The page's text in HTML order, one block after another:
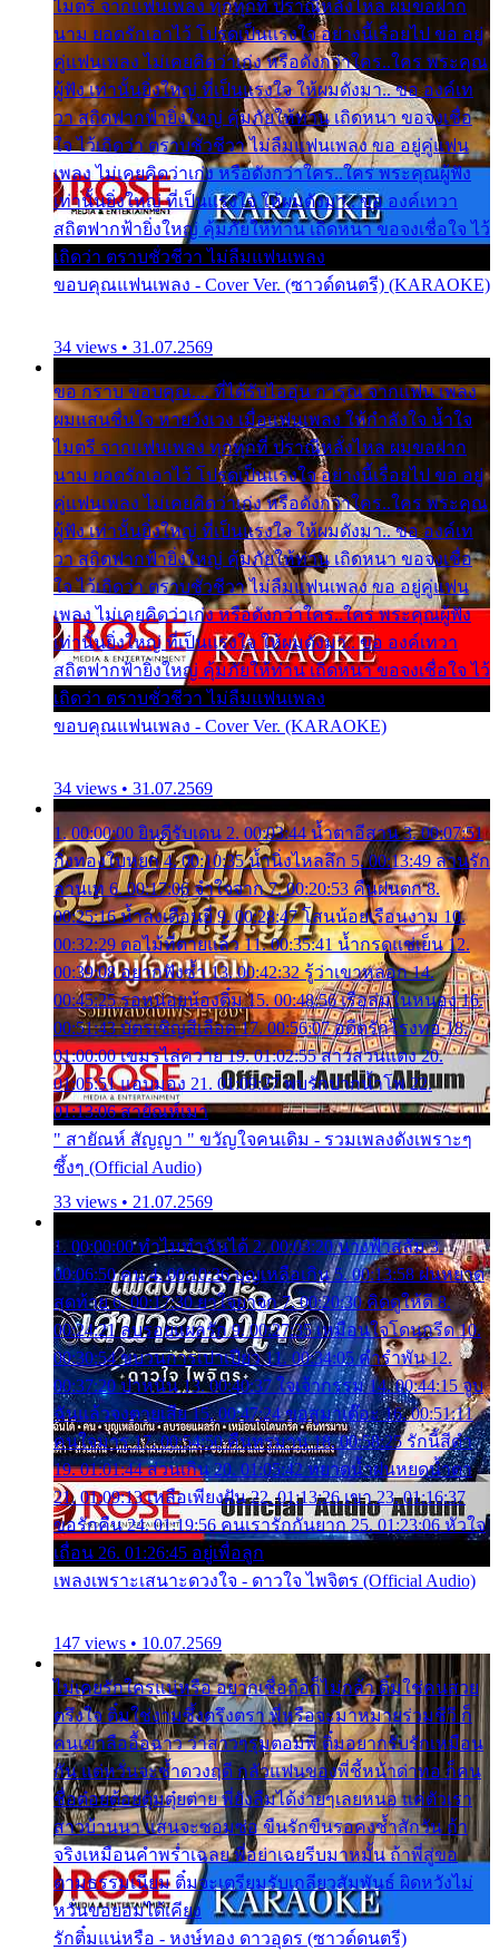
ไมตรี จากแฟนเพลง ทุกทุกที่ ปราณีหลั่งไหล ผมขอฝาก
นาม ยอดรักเอาไว้ โปรดเป็นแรงใจ อย่างนี้เรื่อยไป ขอ อยู่
คู่แฟนเพลง ไม่เคยคิดว่าเก่ง หรือดังกว่าใคร..ใคร พระคุณ
ผู้ฟัง เท่านั้นยิ่งใหญ่ ที่เป็นแรงใจ ให้ผมดังมา.. ขอ องค์เท
วา สถิตฟากฟ้ายิ่งใหญ่ คุ้มภัยให้ท่าน เถิดหนา ขอจงเชื่อ
ใจ ไว้เถิดว่า ตราบชั่วชีวา ไม่ลืมแฟนเพลง ขอ อยู่คู่แฟน
เพลง ไม่เคยคิดว่าเก่ง หรือดังกว่าใคร..ใคร พระคุณผู้ฟัง
เท่านั้นยิ่งใหญ่ ที่เป็นแรงใจ ให้ผมดังมา.. ขอ องค์เทวา
สถิตฟากฟ้ายิ่งใหญ่ คุ้มภัยให้ท่าน เถิดหนา ขอจงเชื่อใจ ไว้
เถิดว่า ตราบชั่วชีวา ไม่ลืมแฟนเพลง
ขอบคุณแฟนเพลง - Cover Ver. (ซาวด์ดนตรี) (KARAOKE)
34 views • 31.07.2569
ขอ กราบ ขอบคุณ.... ที่ได้รับไออุ่น การุณ จากแฟน เพลง
ผมแสนชื่นใจ หายวังเวง เมื่อแฟนเพลง ให้กำลังใจ น้ำใจ
ไมตรี จากแฟนเพลง ทุกทุกที่ ปราณีหลั่งไหล ผมขอฝาก
นาม ยอดรักเอาไว้ โปรดเป็นแรงใจ อย่างนี้เรื่อยไป ขอ อยู่
คู่แฟนเพลง ไม่เคยคิดว่าเก่ง หรือดังกว่าใคร..ใคร พระคุณ
ผู้ฟัง เท่านั้นยิ่งใหญ่ ที่เป็นแรงใจ ให้ผมดังมา.. ขอ องค์เท
วา สถิตฟากฟ้ายิ่งใหญ่ คุ้มภัยให้ท่าน เถิดหนา ขอจงเชื่อ
ใจ ไว้เถิดว่า ตราบชั่วชีวา ไม่ลืมแฟนเพลง ขอ อยู่คู่แฟน
เพลง ไม่เคยคิดว่าเก่ง หรือดังกว่าใคร..ใคร พระคุณผู้ฟัง
เท่านั้นยิ่งใหญ่ ที่เป็นแรงใจ ให้ผมดังมา.. ขอ องค์เทวา
สถิตฟากฟ้ายิ่งใหญ่ คุ้มภัยให้ท่าน เถิดหนา ขอจงเชื่อใจ ไว้
เถิดว่า ตราบชั่วชีวา ไม่ลืมแฟนเพลง
ขอบคุณแฟนเพลง - Cover Ver. (KARAOKE)
34 views • 31.07.2569
1. 00:00:00 ยินดีรับเดน 2. 00:03:44 น้ำตาอีสาน 3. 00:07:51
กิ่งทองใบหยก 4. 00:10:35 น้ำนิ่งไหลลึก 5. 00:13:49 ลานรัก
ลานเท 6. 00:17:06 จำใจจาก 7. 00:20:53 คืนฝนตก 8.
00:25:16 น้ำลงเดือนยี่ 9. 00:28:47 โสนน้อยเรือนงาม 10.
00:32:29 ตอไม้ที่ตายแล้ว 11. 00:35:41 น้ำกรดแช่เย็น 12.
00:39:08 อยากฟังซ้ำ 13. 00:42:32 รู้ว่าเขาหลอก 14.
00:45:25 รอหน่อยน้องติ๋ม 15. 00:48:56 เรือล่มในหนอง 16.
00:51:43 บัตรเชิญสีเลือด 17. 00:56:07 อดีตรักโรงทอ 18.
01:00:00 เขมรไล่ควาย 19. 01:02:55 สาวสวนแตง 20.
01:05:51 แอบมอง 21. 01:09:27 พบรักปากน้ำโพ 22.
01:13:06 สายัณห์เมา
" สายัณห์ สัญญา " ขวัญใจคนเดิม - รวมเพลงดังเพราะๆ
ซึ้งๆ (Official Audio)
33 views • 21.07.2569
1. 00:00:00 ทำไมทำฉันได้ 2. 00:03:20 นางฟ้าสลัม 3.
00:06:50 คน 4. 00:10:36 บุญเหลือเกิน 5. 00:13:58 ฝนหยาด
สุดท้าย 6. 00:17:30 ยาใจยาจก 7. 00:20:30 คิดดูให้ดี 8.
00:24:21 ลบรอยแผลรัก 9. 00:27:35 เหมือนใจโดนกรีด 10.
00:30:54 ขบวนการเปาเปียว 11. 00:34:05 คำรำพัน 12.
00:37:20 ปาหนัน 13. 00:40:37 ใจเจ้ากรรม 14. 00:44:15 จูบ
ฉันแล้วจงตายเสีย 15. 00:47:24 ขอสูมาเต๊อะ 16. 00:51:11
คนใจมาร 17. 00:54:50 คืนทรมาน 18. 00:58:25 รักนี้สีดำ
19. 01:01:44 ส่วนเกิน 20. 01:05:42 หยาดน้ำฝนหยดน้ำตา
21. 01:09:13 เหลือเพียงฝัน 22. 01:13:26 เขา 23. 01:16:37
ขอรักคืน 24. 01:19:56 คนเรารักกันยาก 25. 01:23:06 หัวใจ
เถื่อน 26. 01:26:45 อยู่เพื่อลูก
เพลงเพราะเสนาะดวงใจ - ดาวใจ ไพจิตร (Official Audio)
147 views • 10.07.2569
ไม่เคยรักใครแน่หรือ อยากเชื่อถือก็ไม่กล้า ติ๋มใช่คนสวย
ตรึงใจ ติ๋มใช่งามซึ้งตรึงตรา พี่หรือจะมาหมายร่วมชีวี ก็
คนเขาลืออื้อฉาว ว่าสาวๆรุมตอมพี่ ติ๋มอยากรับรักเหมือน
กัน แต่หวั่นจะช้ำดวงฤดี กลัวแฟนของพี่ชี้หน้าด่าทอ ก็คน
ชื่อต๋อยต้อยตุ้มตุ๋ยต่าย พี่ยังลืมได้ง่ายๆเลยหนอ แค่ตัวเรา
สาวบ้านนา แสนจะซอมซ่อ ขืนรักขืนรอคงช้ำสักวัน ถ้า
จริงเหมือนคำพร่ำเฉลย พี่อย่าเฉยรีบมาหมั้น ถ้าพี่สู่ขอ
ตามธรรมเนียม ติ๋มจะเตรียมรับเกลียวสัมพันธ์ ผิดหวังไม่
หวั่นขอยอมได้เคียง
รักติ๋มแน่หรือ - หงษ์ทอง ดาวอุดร (ซาวด์ดนตรี)